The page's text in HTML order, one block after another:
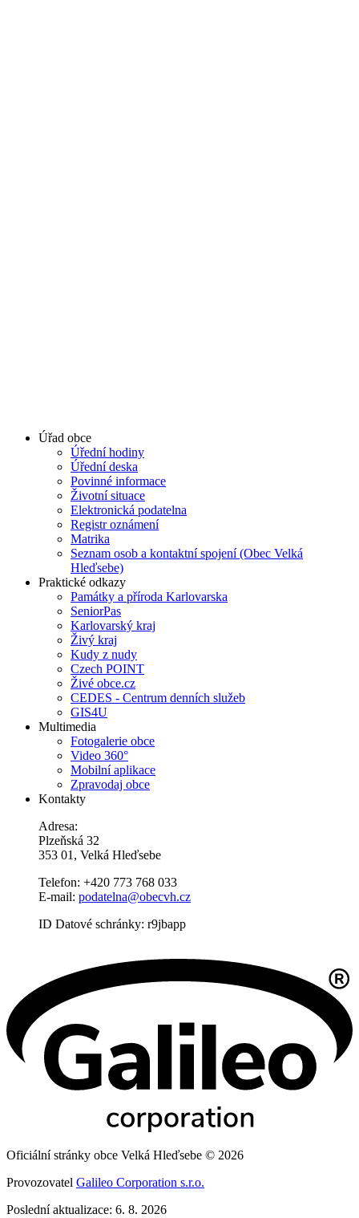
Úřad obce
Úřední hodiny
Úřední deska
Povinné informace
Životní situace
Elektronická podatelna
Registr oznámení
Matrika
Seznam osob a kontaktní spojení (Obec Velká
Hleďsebe)
Praktické odkazy
Památky a příroda Karlovarska
SeniorPas
Karlovarský kraj
Živý kraj
Kudy z nudy
Czech POINT
Živé obce.cz
CEDES - Centrum denních služeb
GIS4U
Multimedia
Fotogalerie obce
Video 360°
Mobilní aplikace
Zpravodaj obce
Kontakty
Adresa:
Plzeňská 32
353 01, Velká Hleďsebe
Telefon: +420 773 768 033
E-mail: podatelna@obecvh.cz
ID Datové schránky: r9jbapp
Oficiální stránky obce Velká Hleďsebe © 2026
Provozovatel Galileo Corporation s.r.o.
Poslední aktualizace: 6. 8. 2026